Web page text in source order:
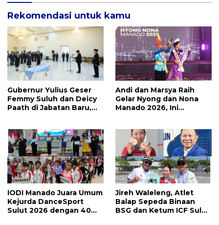
Rekomendasi untuk kamu
Gubernur Yulius Geser
Femmy Suluh dan Deicy
Paath di Jabatan Baru,
Andi dan Marsya Raih
Gelar Nyong dan Nona
Manado 2026, Ini
IODI Manado Juara Umum
Kejurda DanceSport
Sulut 2026 dengan 40
Jireh Waleleng, Atlet
Balap Sepeda Binaan
BSG dan Ketum ICF Sulut